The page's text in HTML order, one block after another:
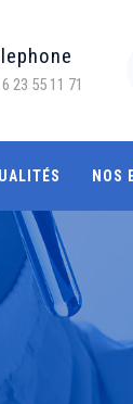
23 55 11 71
NOS